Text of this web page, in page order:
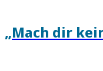
„Mach dir